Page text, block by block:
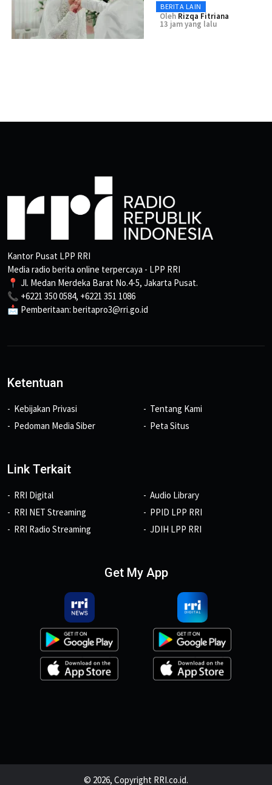
BERITA LAIN
Oleh Rizqa Fitriana
13 jam yang lalu
Kantor Pusat LPP RRI
Media radio berita online terpercaya - LPP RRI
📍 Jl. Medan Merdeka Barat No.4-5, Jakarta Pusat.
📞 +6221 350 0584, +6221 351 1086
📩 Pemberitaan: beritapro3@rri.go.id
Ketentuan
Kebijakan Privasi
Pedoman Media Siber
Tentang Kami
Peta Situs
Link Terkait
RRI Digital
RRI NET Streaming
RRI Radio Streaming
Audio Library
PPID LPP RRI
JDIH LPP RRI
Get My App
© 2026, Copyright RRI.co.id.